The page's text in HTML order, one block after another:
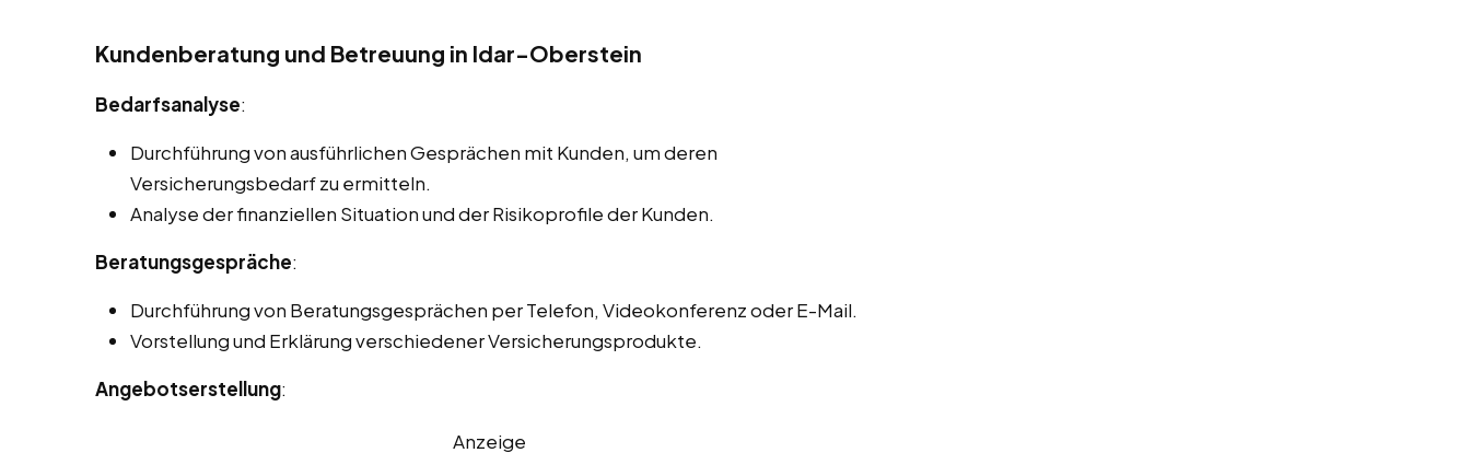
Kundenberatung und Betreuung in Idar-Oberstein
Bedarfsanalyse:
Durchführung von ausführlichen Gesprächen mit Kunden, um deren
Versicherungsbedarf zu ermitteln.
Analyse der finanziellen Situation und der Risikoprofile der Kunden.
Beratungsgespräche:
Durchführung von Beratungsgesprächen per Telefon, Videokonferenz oder E-Mail.
Vorstellung und Erklärung verschiedener Versicherungsprodukte.
Angebotserstellung:
Anzeige